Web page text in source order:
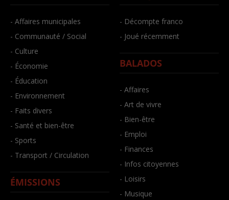
- Affaires municipales
- Communauté / Social
- Culture
- Économie
- Éducation
- Environnement
- Faits divers
- Santé et bien-être
- Sports
- Transport / Circulation
ÉMISSIONS
- Décompte franco
- Joué récemment
BALADOS
- Affaires
- Art de vivre
- Bien-être
- Emploi
- Finances
- Infos citoyennes
- Loisirs
- Musique